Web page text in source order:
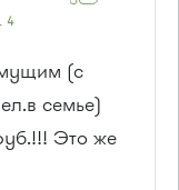
(с
семье)
Это же